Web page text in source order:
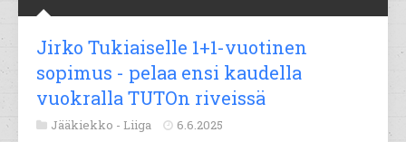
Jirko Tukiaiselle 1+1-vuotinen
sopimus - pelaa ensi kaudella
vuokralla TUTOn riveissä
Jääkiekko - Liiga 6.6.2025